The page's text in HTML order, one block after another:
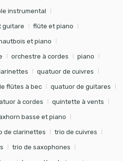
instrumental
guitare flûte et piano
et piano
orchestre à cordes piano
quatuor de cuivres
flûtes à bec quatuor de guitares
à cordes quintette à vents
basse et piano
de clarinettes trio de cuivres
trio de saxophones